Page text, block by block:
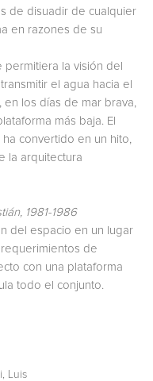
de disuadir de cualquier
en razones de su
la visión del
el agua hacia el
los días de mar brava,
más baja. El
convertido en un hito,
la arquitectura
1981-1986
del espacio en un lugar
de
con una plataforma
todo el conjunto.
Luis